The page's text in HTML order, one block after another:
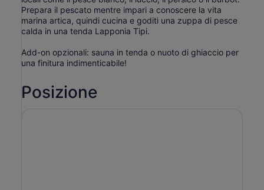
Prepara il pescato mentre impari a conoscere la vita
marina artica, quindi cucina e goditi una zuppa di pesce
calda in una tenda Lapponia Tipi.
Add-on opzionali: sauna in tenda o nuoto di ghiaccio per
una finitura indimenticabile!
Posizione